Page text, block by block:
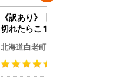
《訳あり》【虎杖浜加工】
切れたらこ 100ｇ×8個 80
北海道白老町